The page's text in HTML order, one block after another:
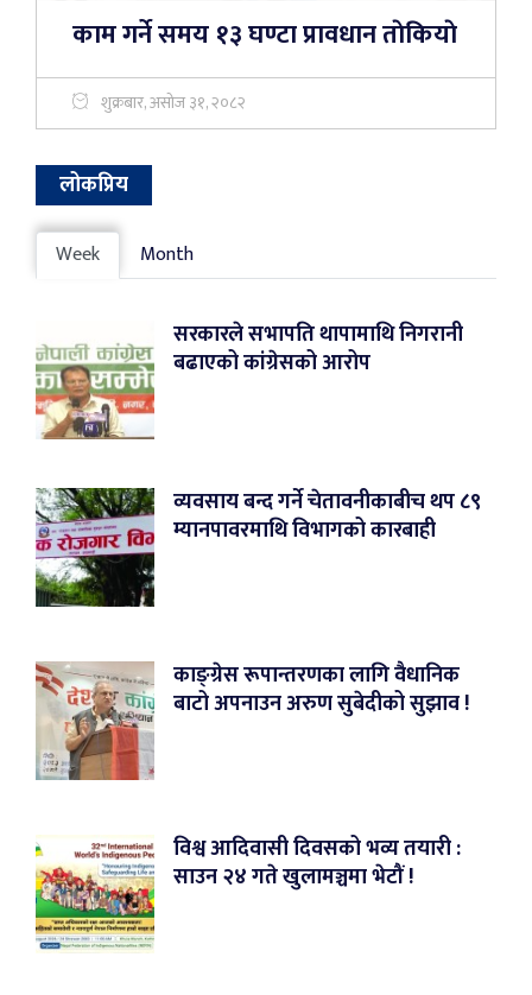
काम गर्ने समय १३ घण्टा प्रावधान ताेकियाे
शुक्रबार, असोज ३१, २०८२
लोकप्रिय
Week Month
सरकारले सभापति थापामाथि निगरानी
बढाएको कांग्रेसको आरोप
व्यवसाय बन्द गर्ने चेतावनीकाबीच थप ८९
म्यानपावरमाथि विभागको कारबाही
काङ्ग्रेस रूपान्तरणका लागि वैधानिक
बाटो अपनाउन अरुण सुबेदीको सुझाव !
विश्व आदिवासी दिवसको भव्य तयारी :
साउन २४ गते खुलामञ्चमा भेटौं !